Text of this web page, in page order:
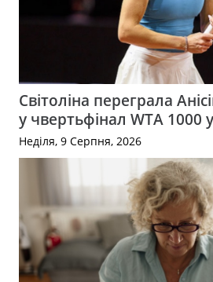
Світоліна переграла
у чвертьфінал WTA 1000
Неділя, 9 Серпня, 2026